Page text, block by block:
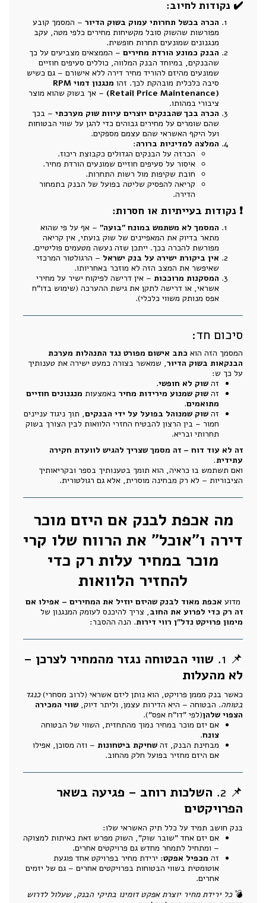
✔️ נקודות לחיוב:
הכרה בכשל תחרותי עמוק בשוק הדיור – המסמך קובע
מפורשות שהשוק סובל מקשיחות מחירים כלפי מטה, עקב
מנגנונים שמונעים תחרות חופשית.
הבנק כמונע הורדת מחירים – הממצאים מצביעים על כך
שהבנקים, במיוחד הבנק המלווה, כוללים סעיפים חוזיים
שמונעים מהיזם להוריד מחיר דירה ללא אישורם – גם כשיש
סיבה כלכלית מובהקת לכך. זהו
מנגנון דמוי RPM
(Retail Price Maintenance) – אך בשוק שהוא מוצר
ציבורי במהותו.
הכרה בכך שהבנקים יוצרים עיוות שוק מערכתי – בכך
שהם שומרים על מחירים גבוהים כדי להגן על שווי הבטוחות
ועל היקף האשראי שהם עצמם מספקים.
המלצה למדיניות ברורה:
הכרזה על הבנקים הגדולים כקבוצת ריכוז.
איסור על סעיפים חוזיים שמונעים הורדת מחיר.
חובת שקיפות מול רשות התחרות.
קריאה להפסיק שליטה בפועל של הבנק בתמחור
הדירה.
❗ נקודות בעייתיות או חסרות:
המסמך לא משתמש במונח "בועה" – אף על פי שהוא
מתאר בדיוק את המאפיינים של שוק בועתי, אין קריאה
מפורשת להכרה בכך. ייתכן שזה נעשה מטעמים פוליטיים.
אין ביקורת ישירה על בנק ישראל – הרגולטור המרכזי
שאיפשר את המצב הזה לא מוזכר באחריותו.
המסקנות מרוככות – אין דרישה לפיקוח ישיר על מחירי
אשראי, או דרישה לתקן את גישת ההערכה (שימוש בדו"ח
אפס מנותק משווי כלכלי).
סיכום חד:
המסמך הזה הוא כתב אישום מפורט נגד התנהלות מערכת
הבנקאות בשוק הדיור, שמאשר בצורה כמעט ישירה את טענותיך
על כך ש:
זה שוק לא חופשי.
זה שוק שמנוע מירידות מחיר באמצעות מנגנונים חוזיים
מתואמים.
זה שוק שמנוהל בפועל על ידי הבנקים, תוך ניגוד עניינים
חמור – בין הרצון להבטיח החזרי הלוואות לבין הצורך בשוק
תחרותי ובריא.
זה לא עוד דוח – זה מסמך שצריך להגיש לוועדת חקירה
עתידית.
ואם תשתמש בו כראיה, הוא תומך בטענותיך בספר ובקריאותיך
הציבוריות – לא רק מבחינה מוסרית, אלא גם רגולטורית.
מה אכפת לבנק אם היזם מוכר
דירה ו"אוכל" את הרווח שלו קרי
מוכר במחיר עלות רק כדי
להחזיר הלוואות
מדוע אכפת מאוד לבנק שהיזם יוזיל את המחירים – אפילו אם
זה רק כדי לפרוע את החוב, צריך להיכנס לעומק המנגנון של
מימון פרויקט נדל"ן רווי דירות. הנה ההסבר:
📌 1.
שווי הבטוחה נגזר מהמחיר לצרכן –
לא מהעלות
כאשר בנק מממן פרויקט, הוא נותן ליזם אשראי (לרוב מסחרי)כנגד
בטוחה. הבטוחה – היא הדירות עצמן, וליתר דיוק, שווי המכירה
הצפוי שלהן(לפי "דו"ח אפס").
אם יזם מוכר במחיר נמוך מהתחזית, השווי של הבטוחה
צונח.
מבחינת הבנק, זה שחיקת ביטחונות – וזה מסוכן, אפילו
אם היזם מחזיר בפועל חלק מהחוב.
📌 2.
השלכות רוחב – פגיעה בשאר
הפרויקטים
בנק חושב תמיד על כלל תיק האשראי שלו:
אם יזם אחד "שובר שוק", השוק מפרש זאת כאיתות למצוקה
– ומתחיל לתמחר מחדש גם פרויקטים אחרים.
זה מכפיל אפקט: ירידת מחיר בפרויקט אחד פוגעת
אוטומטית בשווי הבטוחות בפרויקטים אחרים – גם של יזמים
אחרים.
💣כל ירידת מחיר יוצרת אפקט דומינו בתיקי הבנק, שעלול לדרוש